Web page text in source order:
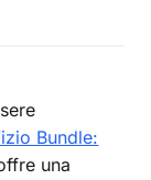
Bundle:
una